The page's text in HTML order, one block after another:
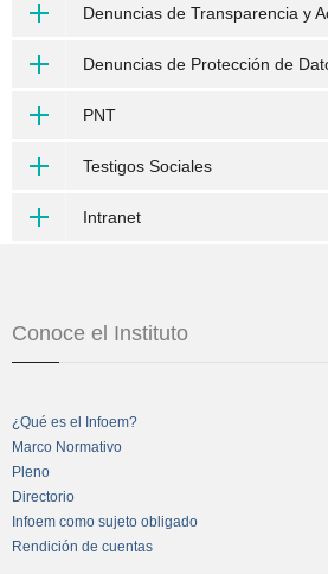
Denuncias de Transparencia y
Denuncias de Protección de
PNT
Testigos Sociales
Intranet
Conoce el Instituto
¿Qué es el Infoem?
Marco Normativo
Pleno
Directorio
Infoem como sujeto obligado
Rendición de cuentas